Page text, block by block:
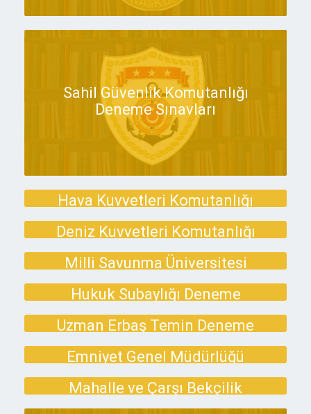
Sahil Güvenlik Komutanlığı
Deneme Sınavları
Hava Kuvvetleri Komutanlığı
Deneme Sınavları
Deniz Kuvvetleri Komutanlığı
Deneme Sınavları
Milli Savunma Üniversitesi
Deneme Sınavları
Hukuk Subaylığı Deneme
Sınavları
Uzman Erbaş Temin Deneme
Sınavları
Emniyet Genel Müdürlüğü
Deneme Sınavları
Mahalle ve Çarşı Bekçilik
Deneme Sınavları